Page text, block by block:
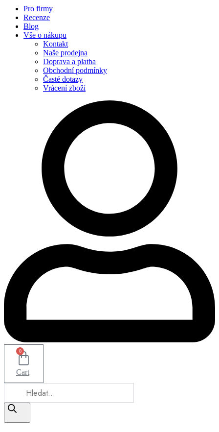
Pro firmy
Recenze
Blog
Vše o nákupu
Kontakt
Naše prodejna
Doprava a platba
Obchodní podmínky
Časté dotazy
Vrácení zboží
0
Cart